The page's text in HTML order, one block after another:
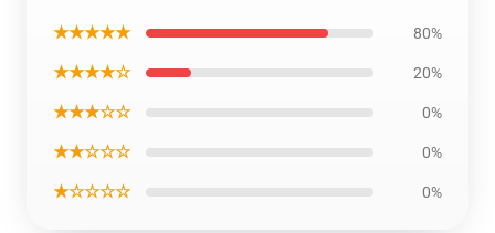
★★★★★ 80%
★★★★☆ 20%
★★★☆☆ 0%
★★☆☆☆ 0%
★☆☆☆☆ 0%